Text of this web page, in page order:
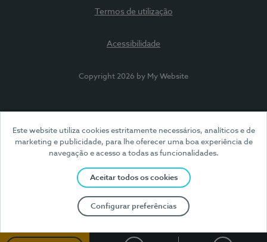
Este website utiliza cookies estritamente necessários, analíticos e de
marketing e publicidade, para lhe oferecer uma boa experiência de
navegação e acesso a todas as funcionalidades.
Aceitar todos os cookies
Configurar preferências
Termos de utilização
Acessibilidade
Copyright 2026 by My Website